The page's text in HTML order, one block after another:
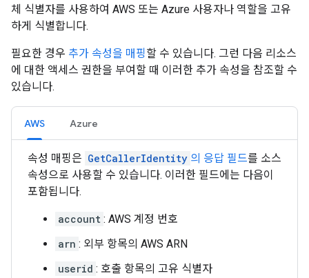
체 식별자를 사용하여 AWS 또는 Azure 사용자나 역할을 고유
하게 식별합니다.
필요한 경우 추가 속성을 매핑할 수 있습니다. 그런 다음 리소스
에 대한 액세스 권한을 부여할 때 이러한 추가 속성을 참조할 수
있습니다.
AWS Azure
속성 매핑은 GetCallerIdentity 의 응답 필드를 소스
속성으로 사용할 수 있습니다. 이러한 필드에는 다음이
포함됩니다.
account : AWS 계정 번호
arn : 외부 항목의 AWS ARN
userid : 호출 항목의 고유 식별자